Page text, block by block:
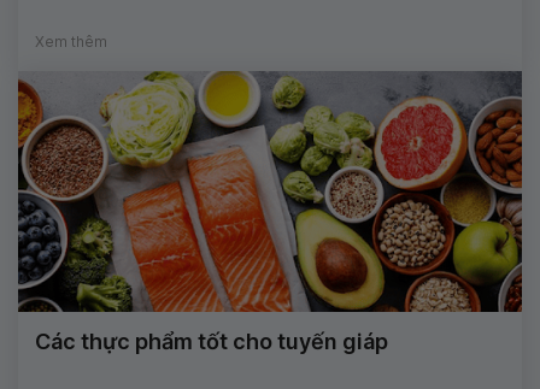
Xem thêm
Các thực phẩm tốt cho tuyến giáp